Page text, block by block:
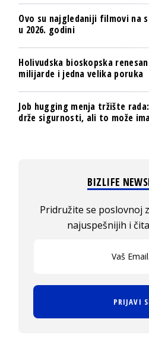
Ovo su najgledaniji filmovi na
u 2026. godini
Holivudska bioskopska
milijarde i jedna velika poruka
Job hugging menja tržište
drže sigurnosti, ali to može
BIZLIFE
Pridružite se poslovnoj
najuspešnijih i
PRIJAVI